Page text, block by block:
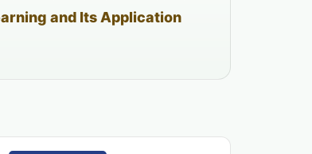
and Its Application